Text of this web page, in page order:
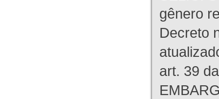
gênero
Decreto
art. 39